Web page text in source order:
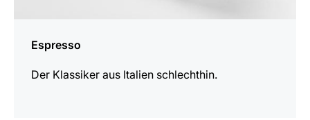
Espresso
Der Klassiker aus Italien schlechthin.